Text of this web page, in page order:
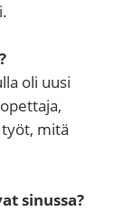
oli uusi
mitä
sinussa?